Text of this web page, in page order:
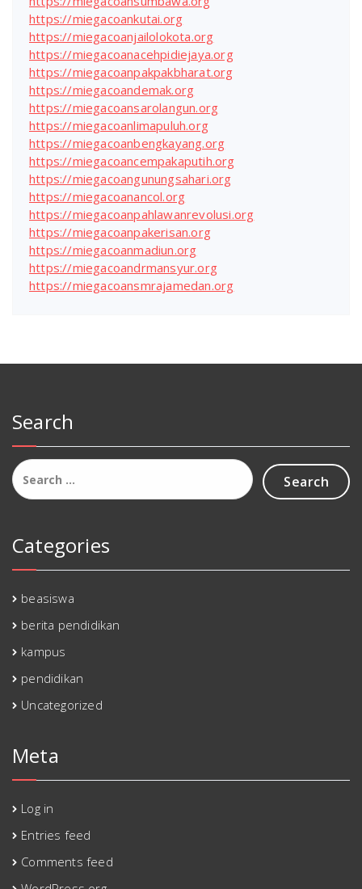
https://miegacoankutai.org
https://miegacoanjailolokota.org
https://miegacoanacehpidiejaya.org
https://miegacoanpakpakbharat.org
https://miegacoandemak.org
https://miegacoansarolangun.org
https://miegacoanlimapuluh.org
https://miegacoanbengkayang.org
https://miegacoancempakaputih.org
https://miegacoangunungsahari.org
https://miegacoanancol.org
https://miegacoanpahlawanrevolusi.org
https://miegacoanpakerisan.org
https://miegacoanmadiun.org
https://miegacoandrmansyur.org
https://miegacoansmrajamedan.org
Search
Search
for:
Categories
beasiswa
berita pendidikan
kampus
pendidikan
Uncategorized
Meta
Log in
Entries feed
Comments feed